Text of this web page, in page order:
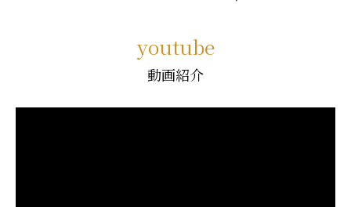
youtube
動画紹介